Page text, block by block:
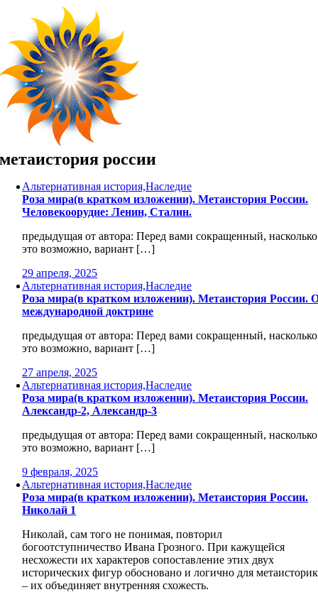
content
метаистория россии
Альтернативная история,Наследие
Роза мира(в кратком изложении). Метаистория России.
Человекоорудие: Ленин, Сталин.
предыдущая от автора: Перед вами сокращенный, насколько
это возможно, вариант […]
29 апреля, 2025
Альтернативная история,Наследие
Роза мира(в кратком изложении). Метаистория России.
международной доктрине
предыдущая от автора: Перед вами сокращенный, насколько
это возможно, вариант […]
27 апреля, 2025
Альтернативная история,Наследие
Роза мира(в кратком изложении). Метаистория России.
Александр-2, Александр-3
предыдущая от автора: Перед вами сокращенный, насколько
это возможно, вариант […]
9 февраля, 2025
Альтернативная история,Наследие
Роза мира(в кратком изложении). Метаистория России.
Николай 1
Николай, сам того не понимая, повторил
богоотступничество Ивана Грозного. При кажущейся
несхожести их характеров сопоставление этих двух
исторических фигур обосновано и логично для
– их объединяет внутренняя схожесть.